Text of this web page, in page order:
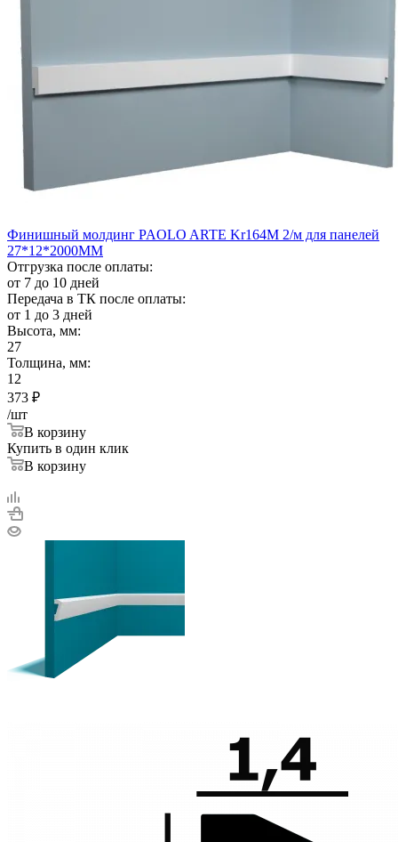
Финишный молдинг PAOLO ARTE Kr164M 2/м для панелей
27*12*2000ММ
Отгрузка после оплаты:
от 7 до 10 дней
Передача в ТК после оплаты:
от 1 до 3 дней
Высота, мм:
27
Толщина, мм:
12
373 ₽
/шт
В корзину
Купить в один клик
В корзину